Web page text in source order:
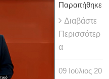
Παραιτήθηκε
Διαβάστε
Περισσότερ
α
09 Ιούλιος 20